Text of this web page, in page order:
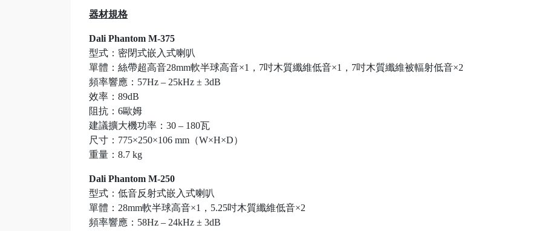
器材規格
Dali Phantom M-375
型式：密閉式嵌入式喇叭
單體：絲帶超高音28mm軟半球高音×1，7吋木質纖維低音×1，7吋木質纖維被輻射低音×2
頻率響應：57Hz – 25kHz ± 3dB
效率：89dB
阻抗：6歐姆
建議擴大機功率：30 – 180瓦
尺寸：775×250×106 mm（W×H×D）
重量：8.7 kg
Dali Phantom M-250
型式：低音反射式嵌入式喇叭
單體：28mm軟半球高音×1，5.25吋木質纖維低音×2
頻率響應：58Hz – 24kHz ± 3dB